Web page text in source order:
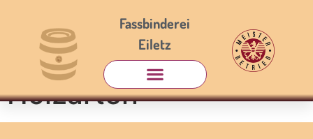
Fassbinderei
Eiletz
Produktion /
Holzarten